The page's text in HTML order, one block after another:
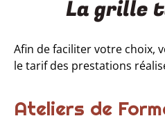
La grille
Afin de faciliter votre choix,
le tarif des prestations
Ateliers de